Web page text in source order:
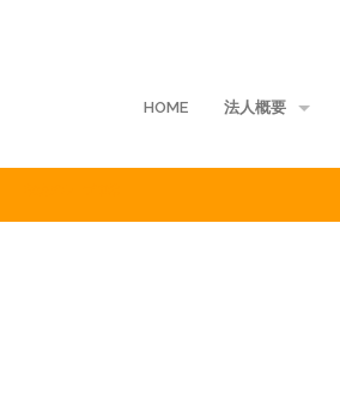
HOME 法人概要